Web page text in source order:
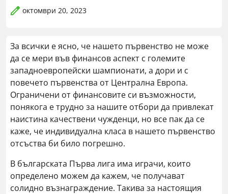
октомври 20, 2023
За всички е ясно, че нашето първенство не може
да се мери във финансов аспект с големите
западноевропейски шампионати, а дори и с
повечето първенства от Централна Европа.
Ограничени от финансовите си възможности,
понякога е трудно за нашите отбори да привлекат
наистина качествени чужденци, но все пак да се
каже, че индивидуална класа в нашето първенство
отсъства би било погрешно.
В българската Първа лига има играчи, които
определено можем да кажем, че получават
солидно възнаграждение. Такива за настоящия